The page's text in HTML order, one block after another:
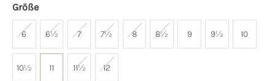
Größe
6 6½ 7 7½ 8 8½ 9 9½ 10
10½ 11 11½ 12